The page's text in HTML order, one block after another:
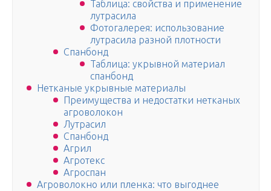
Таблица: свойства и применение
лутрасила
Фотогалерея: использование
лутрасила разной плотности
Спанбонд
Таблица: укрывной материал
спанбонд
Нетканые укрывные материалы
Преимущества и недостатки нетканых
агроволокон
Лутрасил
Спанбонд
Агрил
Агротекс
Агроспан
Агроволокно или пленка: что выгоднее